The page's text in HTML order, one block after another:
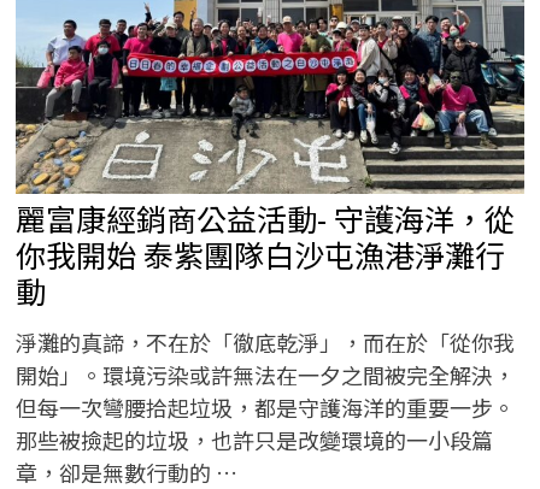
英
人
生
麗富康經銷商公益活動- 守護海洋，從
你我開始 泰紫團隊白沙屯漁港淨灘行
動
淨灘的真諦，不在於「徹底乾淨」，而在於「從你我
開始」。環境污染或許無法在一夕之間被完全解決，
但每一次彎腰拾起垃圾，都是守護海洋的重要一步。
那些被撿起的垃圾，也許只是改變環境的一小段篇
章，卻是無數行動的 …